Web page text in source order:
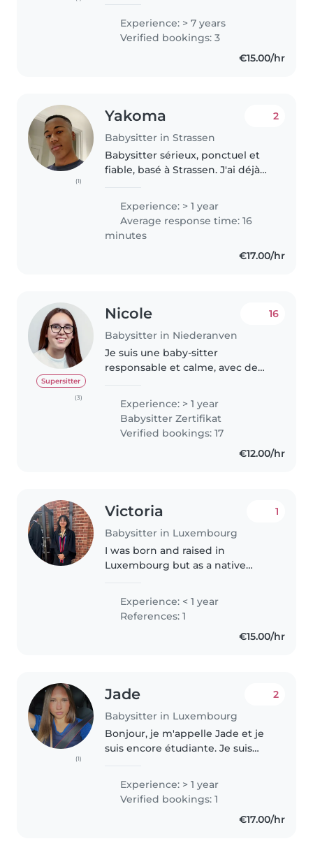
a 26 ans, et elle adore les
enfants. Pour l' nt, elle est
Experience: > 7 years
Verified bookings: 3
€15.00/hr
(1)
Yakoma
Babysitter in Strassen
2
Babysitter sérieux, ponctuel et
fiable, basé à Strassen. J'ai déjà
âges (2 à 9 ans notamment) et je
m'occupe régulièrement de ma
nièce de 10 mois,..
Experience: > 1 year
Average response time: 16
minutes
€17.00/hr
Supersitter
(3)
Nicole
Babysitter in Niederanven
16
Je suis une baby-sitter
responsable et calme, avec de
linguistiques en allemand,
français, luxembourgeois et
portugais. Avec une certaine
expérience déjà acquise,..
Experience: > 1 year
Babysitter Zertifikat
Verified bookings: 17
€12.00/hr
Victoria
Babysitter in Luxembourg
1
I was born and raised in
Luxembourg but as a native
English boarding school for the
past two years. I like reading and
playing the guitar, and am
Experience: < 1 year
References: 1
€15.00/hr
(1)
Jade
Babysitter in Luxembourg
2
Bonjour, je m'appelle Jade et je
suis encore étudiante. Je suis
du temps avec des enfants, jouer
et faire des activités..
Experience: > 1 year
Verified bookings: 1
€17.00/hr